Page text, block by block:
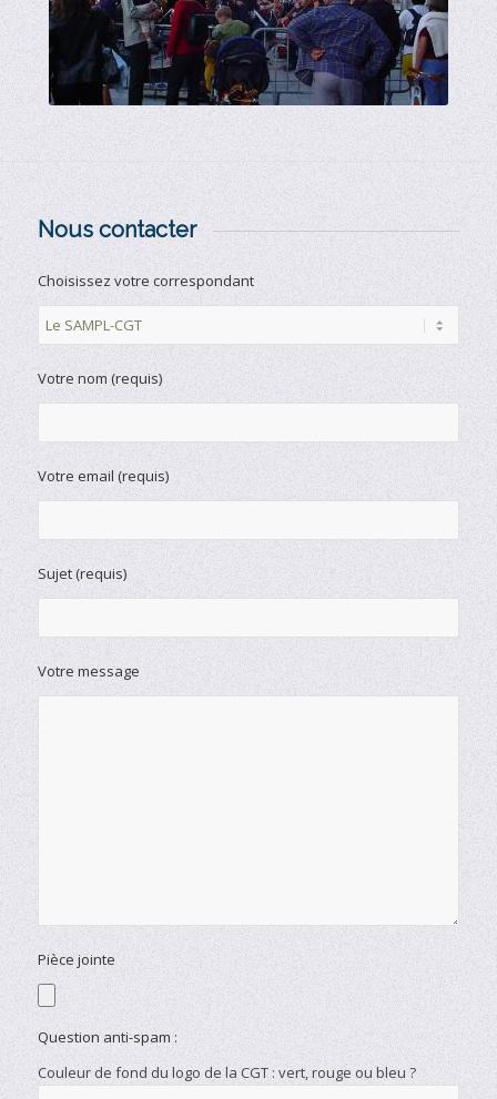
Nous contacter
Choisissez votre correspondant
Votre nom (requis)
Votre email (requis)
Sujet (requis)
Votre message
Pièce jointe
Question anti-spam :
Couleur de fond du logo de la CGT : vert, rouge ou bleu ?